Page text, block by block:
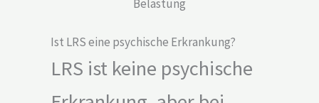
Belastung
Ist LRS eine psychische Erkrankung?
LRS ist keine psychische